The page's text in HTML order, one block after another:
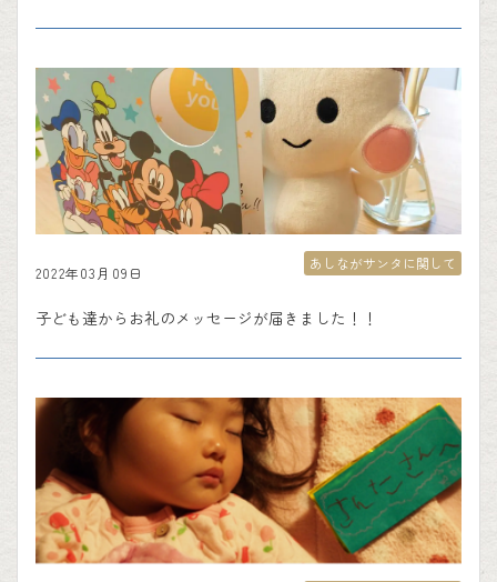
2022年03月09日
子ども達からお礼のメッセージが届きました！！
あしながサンタに関して